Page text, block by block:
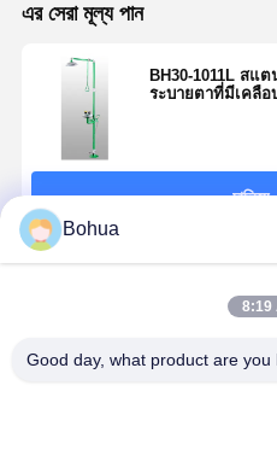
এর সেরা মূল্য পান
BH30-1011L สแ
ระบายตาที่มีเคลือ
চালিয়ে
Bohua
8:19
Good day, what product are you